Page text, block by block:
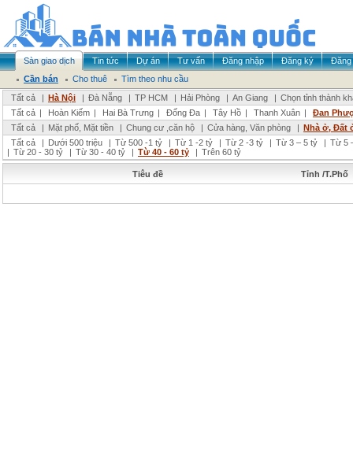
Sàn giao dịch Tin tức Dự án Tư vấn Đăng nhập Đăng ký
Đăng
Cần bán
Cho thuê
Tìm theo nhu cầu
Tất cả
| Hà Nội | Đà Nẵng | TP HCM | Hải Phòng | An Giang | Chọn tỉnh thành
Tất cả | Hoàn Kiếm | Hai Bà Trưng | Đống Đa | Tây Hồ | Thanh Xuân |
Đan
Tất cả
| Mặt phố, Mặt tiền | Chung cư ,căn hộ | Cửa hàng, Văn phòng | Nhà ở, Đất
Tất cả
| Dưới 500 triệu | Từ 500 -1 tỷ | Từ 1 -2 tỷ | Từ 2 -3 tỷ | Từ 3 – 5 tỷ | Từ 5
| Từ 20 - 30 tỷ | Từ 30 - 40 tỷ | Từ 40 - 60 tỷ | Trên 60 tỷ
Tiêu đề Tỉnh /T.Phố